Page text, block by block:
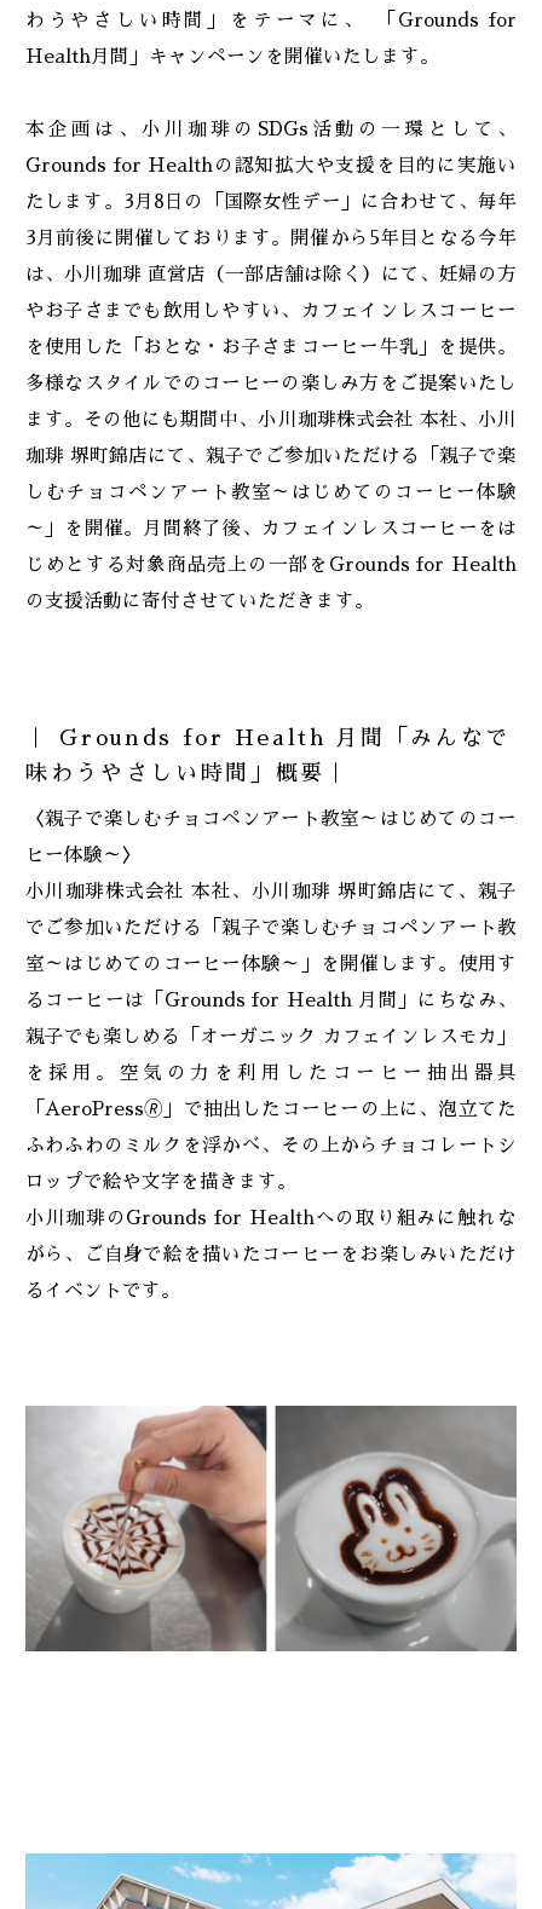
わうやさしい時間」をテーマに、 「Grounds for
Health月間」キャンペーンを開催いたします。
本企画は、小川珈琲のSDGs活動の一環として、
Grounds for Healthの認知拡大や支援を目的に実施い
たします。3月8日の「国際女性デー」に合わせて、毎年
3月前後に開催しております。開催から5年目となる今年
は、小川珈琲 直営店（一部店舗は除く）にて、妊婦の方
やお子さまでも飲用しやすい、カフェインレスコーヒー
を使用した「おとな・お子さまコーヒー牛乳」を提供。
多様なスタイルでのコーヒーの楽しみ方をご提案いたし
ます。その他にも期間中、小川珈琲株式会社 本社、小川
珈琲 堺町錦店にて、親子でご参加いただける「親子で楽
しむチョコペンアート教室～はじめてのコーヒー体験
～」を開催。月間終了後、カフェインレスコーヒーをは
じめとする対象商品売上の一部をGrounds for Health
の支援活動に寄付させていただきます。
｜ Grounds for Health 月間「みんなで
味わうやさしい時間」概要｜
〈親子で楽しむチョコペンアート教室～はじめてのコー
ヒー体験～〉
小川珈琲株式会社 本社、小川珈琲 堺町錦店にて、親子
でご参加いただける「親子で楽しむチョコペンアート教
室～はじめてのコーヒー体験～」を開催します。使用す
るコーヒーは「Grounds for Health 月間」にちなみ、
親子でも楽しめる「オーガニック カフェインレスモカ」
を採用。空気の力を利用したコーヒー抽出器具
「AeroPress🄬」で抽出したコーヒーの上に、泡立てた
ふわふわのミルクを浮かべ、その上からチョコレートシ
ロップで絵や文字を描きます。
小川珈琲のGrounds for Healthへの取り組みに触れな
がら、ご自身で絵を描いたコーヒーをお楽しみいただけ
るイベントです。